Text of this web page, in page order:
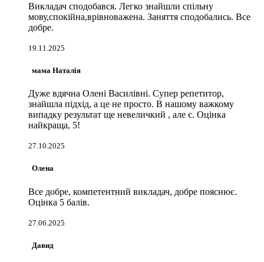
Викладач сподобався. Легко знайшли спільну
мову,спокійна,врівноважена. Заняття сподобались. Все
добре.
19.11.2025
мама Наталія
Дуже вдячна Олені Василівні. Супер репетитор,
знайшла підхід, а це не просто. В нашому важкому
випадку результат ще невеличкий , але є. Оцінка
найкраща, 5!
27.10.2025
Олена
Все добре, компетентний викладач, добре пояснює.
Оцінка 5 балів.
27.06.2025
Давид